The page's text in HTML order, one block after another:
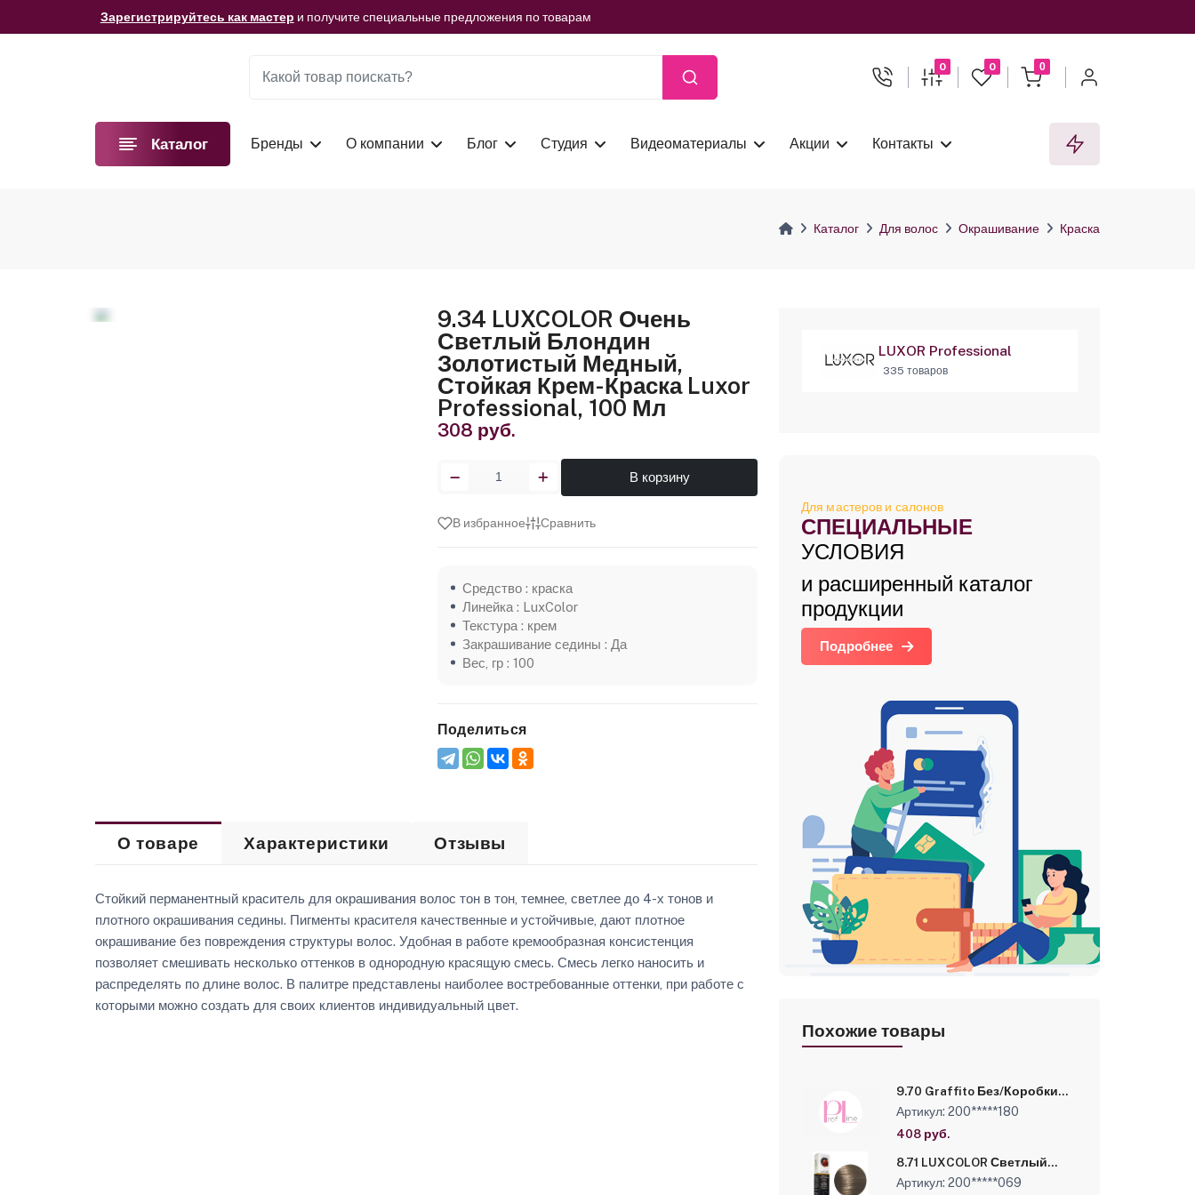
Зарегистрируйтесь как мастер и получите специальные предложения по товарам
Мы подготовили для вас видеоматериалы! Смотреть сейчас
0 0 0
Каталог Бренды О компании Блог Студия Видеоматериалы Акции Контакты
Каталог Для волос Окрашивание Краска
9.34 LUXCOLOR Очень
Светлый Блондин
Золотистый Медный,
Стойкая Крем-Краска Luxor
Professional, 100 Мл
308 руб.
В корзину
В избранное Сравнить
Средство : краска
Линейка : LuxColor
Текстура : крем
Закрашивание седины : Да
Вес, гр : 100
Поделиться
О товаре Характеристики Отзывы
Стойкий перманентный краситель для окрашивания волос тон в тон, темнее, светлее до 4-х тонов и
плотного окрашивания седины. Пигменты красителя качественные и устойчивые, дают плотное
окрашивание без повреждения структуры волос. Удобная в работе кремообразная консистенция
позволяет смешивать несколько оттенков в однородную красящую смесь. Смесь легко наносить и
распределять по длине волос. В палитре представлены наиболее востребованные оттенки, при работе с
которыми можно создать для своих клиентов индивидуальный цвет.
LUXOR Professional
335 товаров
Для мастеров и салонов
СПЕЦИАЛЬНЫЕ
УСЛОВИЯ
и расширенный каталог
продукции
Подробнее
Похожие товары
9.70 Graffito Без/Коробки
Очень светлый блондин
интенсивный шоколадный,
Стойкая крем-краска Luxor
(10131010/180325/5087930/4)
Артикул: 200*****180
408 руб.
8.71 LUXCOLOR Светлый
блондин шоколадный
пепельный, Стойкая крем-
Артикул: 200*****069